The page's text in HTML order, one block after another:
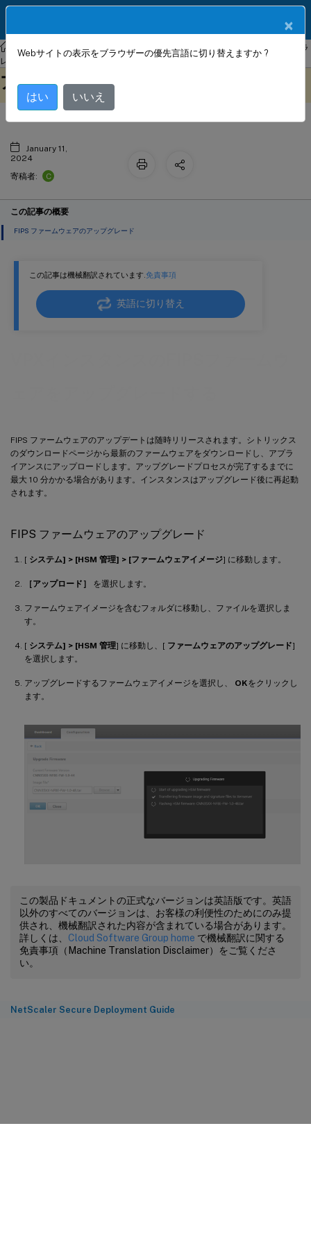
NetScaler NetScaler ADC 13.0
SSLオフロードおよびSSLアクセラ
レーション
この記事は機械翻訳されています.免責事項
英語に切り替え
FIPS ファームウェアのアップデートは随時リリースされます。シトリックス
のダウンロードページから最新のファームウェアをダウンロードし、アプラ
イアンスにアップロードします。アップグレードプロセスが完了するまでに
最大 10 分かかる場合があります。インスタンスはアップグレード後に再起動
されます。
FIPS ファームウェアのアップグレード
[ システム] > [HSM 管理] > [ファームウェアイメージ] に移動します。
［アップロード］ を選択します。
ファームウェアイメージを含むフォルダに移動し、ファイルを選択しま
す。
[ システム] > [HSM 管理] に移動し、[ ファームウェアのアップグレード]
を選択します。
アップグレードするファームウェアイメージを選択し、 OKをクリックし
ます。
この製品ドキュメントの正式なバージョンは英語版です。英語
以外のすべてのバージョンは、お客様の利便性のためにのみ提
供され、機械翻訳された内容が含まれている場合があります。
詳しくは、 Cloud Software Group home で機械翻訳に関する
免責事項（Machine Translation Disclaimer）をご覧くださ
い。
NetScaler Secure Deployment Guide
翻訳されています。
VPXインスタンスのFIPSファームウェ
アをアップグレードする
January 11,
2024
寄稿者:
C
この記事の概要
FIPS ファームウェアのアップグレード
×
Webサイトの表示をブラウザーの優先言語に切り替えますか ?
はい いいえ